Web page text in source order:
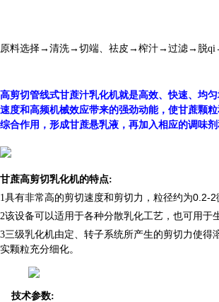
原料选择→清洗→切端、祛皮→榨汁→过滤→脱
高剪切管线式甘蔗汁乳化机就是高效、快速、均
速度和高频机械效应带来的强劲动能，使甘蔗颗
综合作用，形成甘蔗悬乳液，再加入相应的调味
甘蔗高剪切乳化机的特点:
1具有非常高的剪切速度和剪切力，粒径约为0.2-
2该设备可以适用于各种分散乳化工艺，也可用于
3三级乳化机由定、转子系统所产生的剪切力使
实颗粒充分细化。
技术参数: